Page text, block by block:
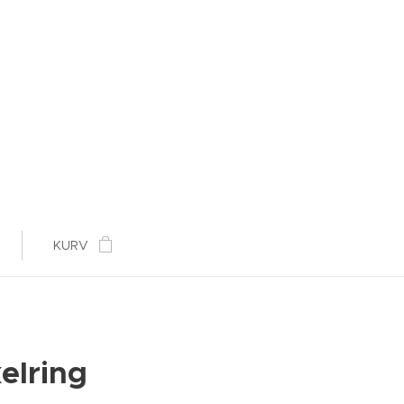
KURV